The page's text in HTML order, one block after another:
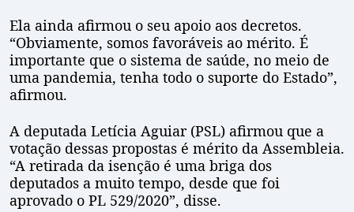
Ela ainda afirmou o seu apoio aos decretos.
“Obviamente, somos favoráveis ao mérito. É
importante que o sistema de saúde, no meio de
uma pandemia, tenha todo o suporte do Estado”,
afirmou.
A deputada Letícia Aguiar (PSL) afirmou que a
votação dessas propostas é mérito da Assembleia.
“A retirada da isenção é uma briga dos
deputados a muito tempo, desde que foi
aprovado o PL 529/2020”, disse.